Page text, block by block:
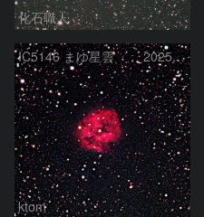
化石職人
IC5146 まゆ星雲 2025-12-27
ktom